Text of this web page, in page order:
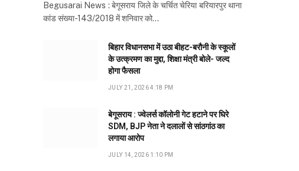
Begusarai News : बेगूसराय जिले के चर्चित चेरिया बरियारपुर थाना
कांड संख्या-143/2018 में शनिवार को…
बिहार विधानसभा में उठा बीहट-बरौनी के स्कूलों
के उत्क्रमण का मुद्दा, शिक्षा मंत्री बोले- जल्द
होगा फैसला
JULY 21, 2026 4:18 PM
बेगूसराय : ज्वेलर्स कॉलोनी गेट हटाने पर घिरे
SDM, BJP नेता ने दलालों से सांठगांठ का
लगाया आरोप
JULY 14, 2026 1:10 PM